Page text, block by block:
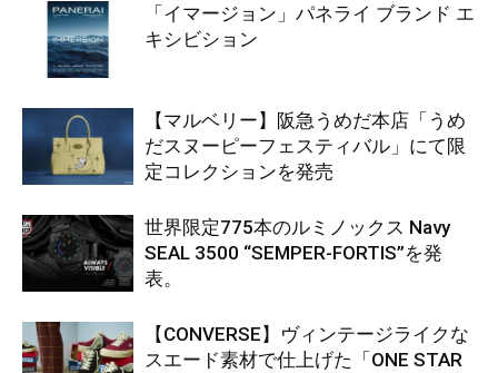
「イマージョン」パネライ ブランド エ
キシビション
【マルベリー】阪急うめだ本店「うめ
だスヌーピーフェスティバル」にて限
定コレクションを発売
世界限定775本のルミノックス Navy
SEAL 3500 “SEMPER-FORTIS”を発
表。
【CONVERSE】ヴィンテージライクな
スエード素材で仕上げた「ONE STAR